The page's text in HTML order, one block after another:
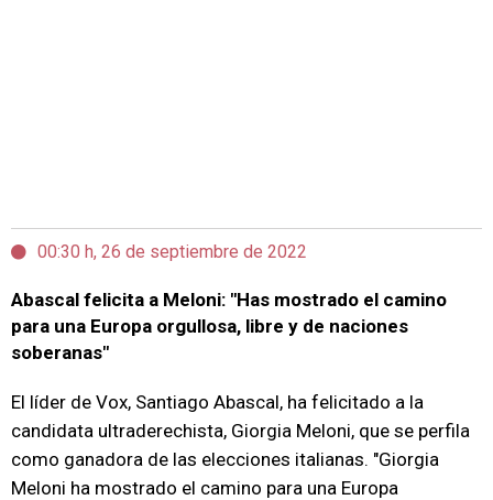
00:30 h, 26 de septiembre de 2022
Abascal felicita a Meloni: "Has mostrado el camino
para una Europa orgullosa, libre y de naciones
soberanas"
El líder de Vox, Santiago Abascal, ha felicitado a la
candidata ultraderechista, Giorgia Meloni, que se perfila
como ganadora de las elecciones italianas. "Giorgia
Meloni ha mostrado el camino para una Europa